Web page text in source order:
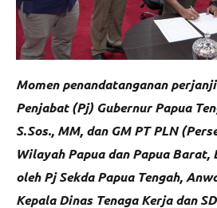
Momen penandatanganan
Penjabat (Pj) Gubernur Papua
S.Sos., MM, dan GM PT PLN
Wilayah Papua dan Papua
oleh Pj Sekda Papua Tengah,
Kepala Dinas Tenaga Kerja dan